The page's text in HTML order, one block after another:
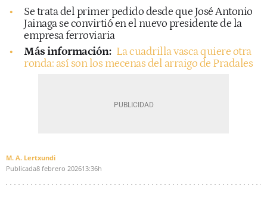
Se trata del primer pedido desde que José Antonio
Jainaga se convirtió en el nuevo presidente de la
empresa ferroviaria
Más información: La cuadrilla vasca quiere otra
ronda: así son los mecenas del arraigo de Pradales
M. A. Lertxundi
Publicada8 febrero 202613:36h